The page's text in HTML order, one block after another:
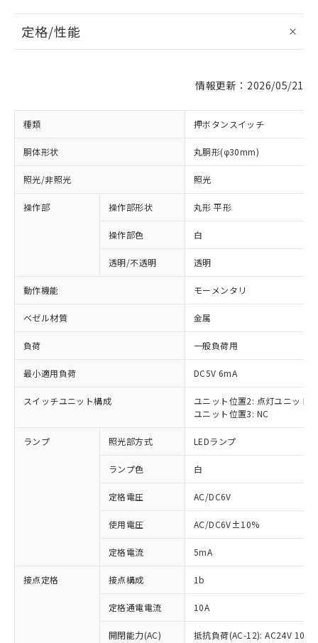
定格/性能
情報更新：2026/05/21
種類 押ボタンスイッチ
胴体形状 丸胴形(φ30mm)
照光/非照光 照光
操作部 操作部形状 丸形 平形
操作部色 白
透明/不透明 透明
動作機能 モーメンタリ
ベゼル材質 金属
負荷 一般負荷用
最小適用負荷 DC5V 6mA
スイッチユニット構成
ユニット位置2: 点灯ユニット
ユニット位置3: NC
ランプ 照光部方式 LEDランプ
ランプ色 白
定格電圧 AC/DC6V
使用電圧 AC/DC6V±10%
定格電流 5mA
接点定格 接点構成 1b
定格通電電流 10A
開閉能力(AC)
抵抗負荷(AC-12): AC24V 10A/
ご利用条件
以下の条件をお読みいただき、同意のうえ
ご利用ください。
本サービスは、当社制御機器事業取扱
商品の当社在庫状況および標準価格
(税抜)を提供させていただくもので
当社制御機器事業取扱商品の中には、
※1 対応状況
対応済み：EU RoHS指令（10物質）の
非含有に対応した製品が提供可能な商品で
対応予定：EU RoHS指令（10物質）の非含
有に対応した製品に切り替える予定のある
対応予定なし：EU RoHS指令（10物質）の
非含有に非対応の商品で、対応品を出す予
定はありません。
調査・確認中：EU RoHS指令（10物質）の
非含有の対応状況を調査中または確認中の
非該当品：ライセンス料など無形物で、有
害物質有無と関係のない商品です。
※1 中国RoHS○×表
「○」：最大均質材料含有率が中国RoHSの
基準値以下であることを示します。